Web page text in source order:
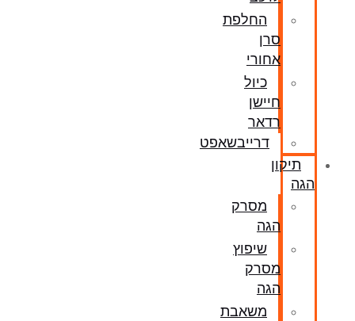
החלפת
סרן
אחורי
כיול
חיישן
רדאר
דרייבשאפט
תיקון
הגה
מסרק
הגה
שיפוץ
מסרק
הגה
משאבת